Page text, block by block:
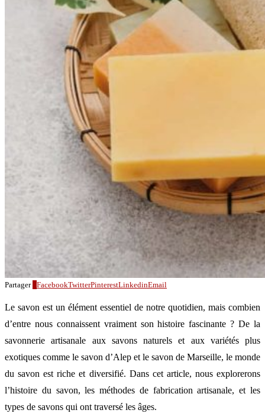
Partager FacebookTwitterPinterestLinkedinEmail
Le savon est un élément essentiel de notre quotidien, mais combien
d’entre nous connaissent vraiment son histoire fascinante ? De la
savonnerie artisanale aux savons naturels et aux variétés plus
exotiques comme le savon d’Alep et le savon de Marseille, le monde
du savon est riche et diversifié. Dans cet article, nous explorerons
l’histoire du savon, les méthodes de fabrication artisanale, et les
types de savons qui ont traversé les âges.